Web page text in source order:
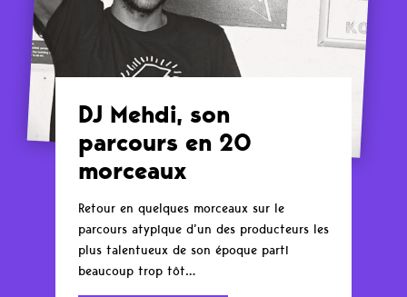
DJ Mehdi, son
parcours en 20
morceaux
Retour en quelques morceaux sur le
parcours atypique d’un des producteurs les
plus talentueux de son époque parti
beaucoup trop tôt…